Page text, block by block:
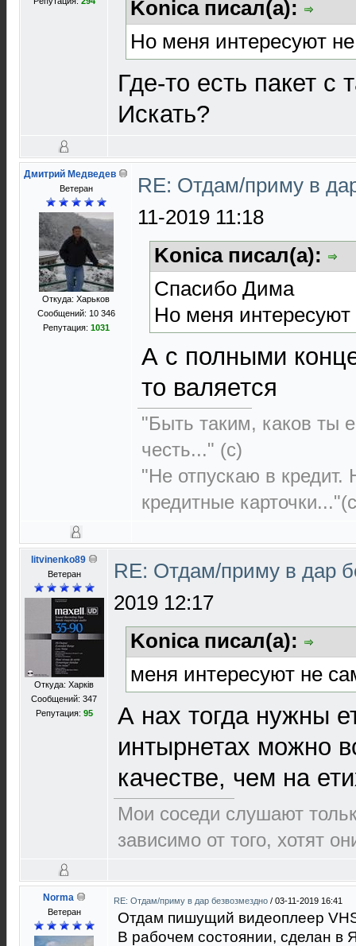
Konica писал(а):
Но меня интересуют
Где-то есть пакет с
Искать?
Дмитрий Медведев
Ветеран
Откуда: Харьков
Сообщений: 10 346
Репутация: 1031
RE: Отдам/приму в
11-2019 11:18
Konica писал(а):
Спасибо Дима
Но меня
А с полными
то валяется
"Быть таким, каков ты
честь..." (c)
"Не отпускаю в
кредитные
litvinenko89
Ветеран
Откуда: Харків
Сообщений: 347
Репутация: 95
RE: Отдам/приму в дар
2019 12:17
Konica писал(а):
меня интересуют не
А нах тогда нужны
интырнетах можно
качестве, чем на
Мои соседи слушают
зависимо от того, хотят
Norma
Ветеран
RE: Отдам/приму в дар безвозмездно / 03-11-2019 16:41
Отдам пишущий видеоплеер
В рабочем состоянии, сделан в